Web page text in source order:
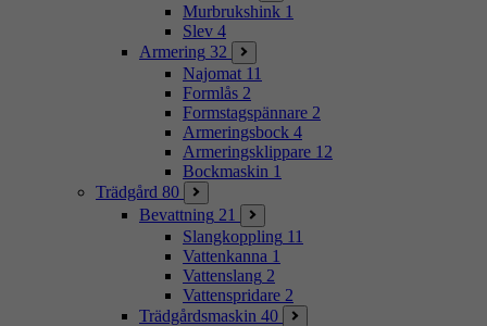
Murbrukshink 1
Slev 4
Armering 32
Najomat 11
Formlås 2
Formstagspännare 2
Armeringsbock 4
Armeringsklippare 12
Bockmaskin 1
Trädgård 80
Bevattning 21
Slangkoppling 11
Vattenkanna 1
Vattenslang 2
Vattenspridare 2
Trädgårdsmaskin 40